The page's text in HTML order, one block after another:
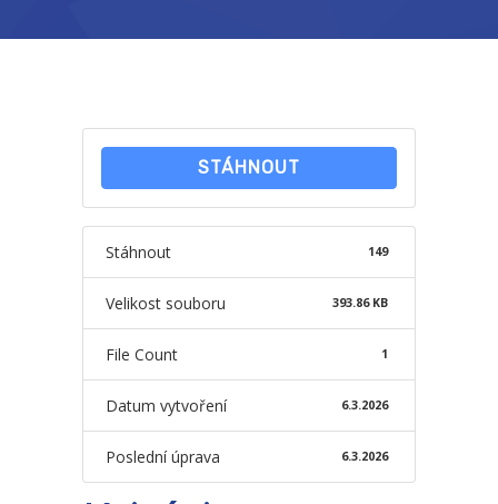
-- Školní řád ZŠ
Mateřská škola
-- Aktuality MŠ
-- Uspořádání dne MŠ
-- Učitelé MŠ
-- Zápis dětí do MŠ
-- Nadstandardní činnosti
STÁHNOUT
Stáhnout 149
Velikost souboru 393.86 KB
File Count 1
Datum vytvoření 6.3.2026
Poslední úprava 6.3.2026